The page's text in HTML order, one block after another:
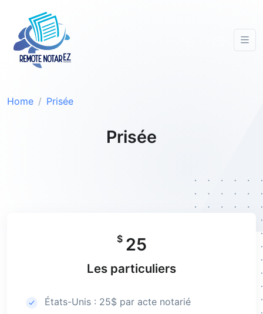
Home Prisée
Prisée
$ 25
Les particuliers
États-Unis : 25$ par acte notarié